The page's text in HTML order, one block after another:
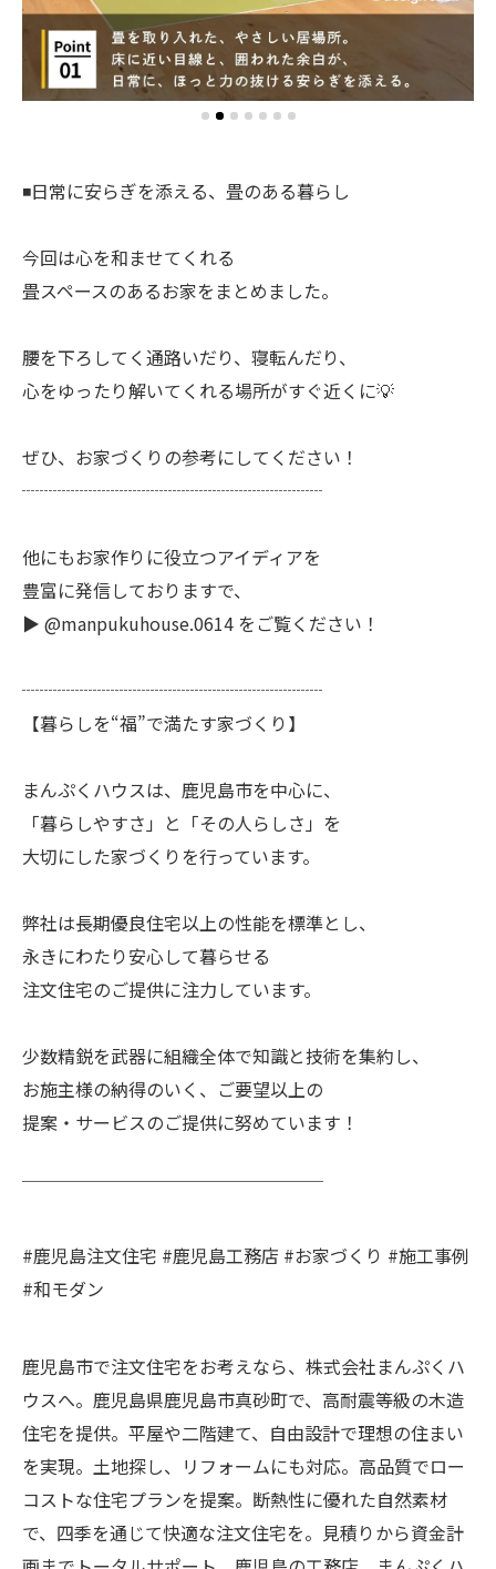
◾️日常に安らぎを添える、畳のある暮らし
今回は心を和ませてくれる
畳スペースのあるお家をまとめました。
腰を下ろしてく通路いだり、寝転んだり、
心をゆったり解いてくれる場所がすぐ近くに💡
ぜひ、お家づくりの参考にしてください！
┈┈┈┈┈┈┈┈┈┈┈┈┈┈┈┈┈
他にもお家作りに役立つアイディアを
豊富に発信しておりますで、
▶︎ @manpukuhouse.0614 をご覧ください！
┈┈┈┈┈┈┈┈┈┈┈┈┈┈┈┈┈
【暮らしを“福”で満たす家づくり】
まんぷくハウスは、鹿児島市を中心に、
「暮らしやすさ」と「その人らしさ」を
大切にした家づくりを行っています。
弊社は長期優良住宅以上の性能を標準とし、
永きにわたり安心して暮らせる
注文住宅のご提供に注力しています。
少数精鋭を武器に組織全体で知識と技術を集約し、
お施主様の納得のいく、ご要望以上の
提案・サービスのご提供に努めています！
￣￣￣￣￣￣￣￣￣￣￣￣￣￣￣￣￣
#鹿児島注文住宅 #鹿児島工務店 #お家づくり #施工事例
#和モダン
鹿児島市で注文住宅をお考えなら、株式会社まんぷくハ
ウスへ。鹿児島県鹿児島市真砂町で、高耐震等級の木造
住宅を提供。平屋や二階建て、自由設計で理想の住まい
を実現。土地探し、リフォームにも対応。高品質でロー
コストな住宅プランを提案。断熱性に優れた自然素材
で、四季を通じて快適な注文住宅を。見積りから資金計